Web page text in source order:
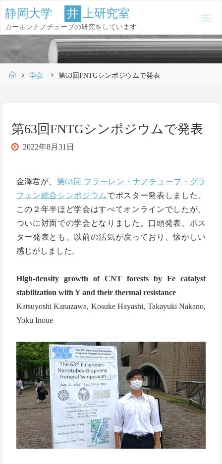
コ
ン
テ
ツ
静岡大学 井 上研究室
カーボンナノチューブの研究をしています
ホ
学会 第63回FNTGシンポジウムで発表
第63回FNTGシンポジウムで発表
2022年8月31日
金澤君が、 第63回 フラーレン・ナノチューブ・グラ
フェン総合シンポジウム でポスター発表しました。
この２年半ほど学会はすべてオンラインでしたが、
ついに対面での学会となりました。口頭発表、ポス
ター発表とも、以前の活気が戻っており、懐かしい
感じがしました。
High-density growth of CNT forests by Fe catalyst
stabilization with Y and their thermal resistance
Katsuyoshi Kanazawa, Kosuke Hayashi, Takayuki Nakano,
Yoku Inoue